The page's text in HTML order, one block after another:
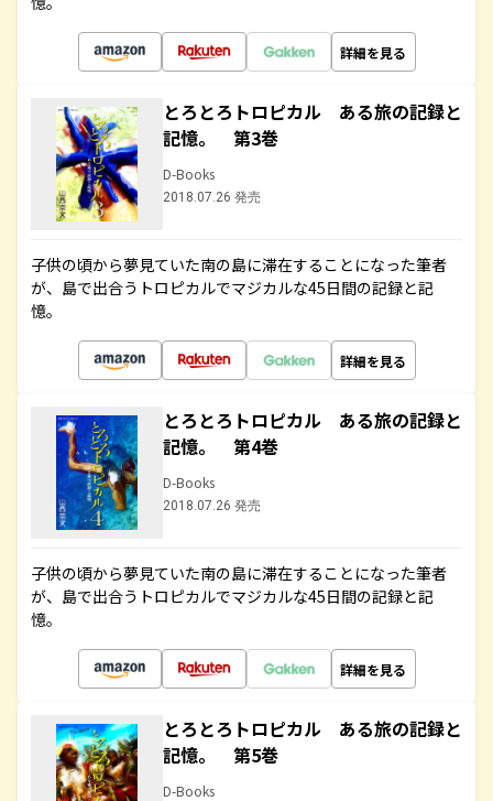
詳細を見る
とろとろトロピカル ある旅の記録と
記憶。 第3巻
D-Books
2018.07.26 発売
子供の頃から夢見ていた南の島に滞在することになった筆者
が、島で出合うトロピカルでマジカルな45日間の記録と記
憶。
詳細を見る
とろとろトロピカル ある旅の記録と
記憶。 第4巻
D-Books
2018.07.26 発売
子供の頃から夢見ていた南の島に滞在することになった筆者
が、島で出合うトロピカルでマジカルな45日間の記録と記
憶。
詳細を見る
とろとろトロピカル ある旅の記録と
記憶。 第5巻
D-Books